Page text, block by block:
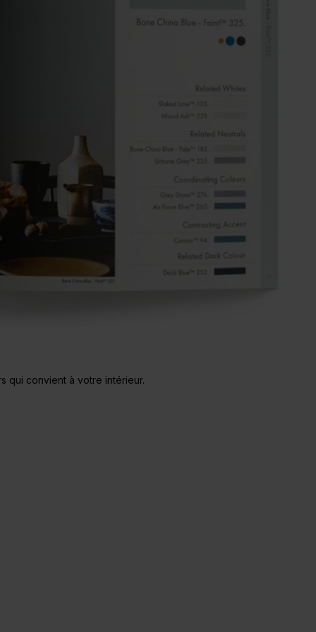
qui convient à votre intérieur.